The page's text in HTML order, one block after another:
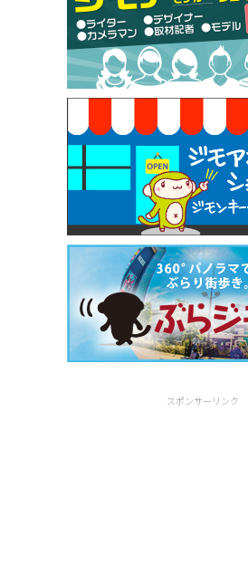
50円（Premiere（プルミ
[有効期限]2026年9月30日
焼き餃子 一皿サービス（
早稲田店）
[有効期限]2026年9月30日
スポンサーリンク